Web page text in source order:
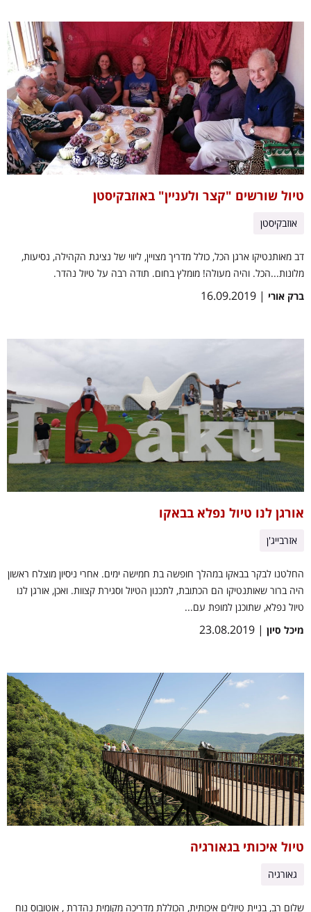
טיול שורשים "קצר ולעניין" באוזבקיסטן
אוזבקיסטן
דב מאותנטיקו ארגן הכל, כולל מדריך מצויין, ליווי של נציגת הקהילה, נסיעות,
מלונות...הכל. והיה מעולה! מומלץ בחום. תודה רבה על טיול נהדר.
ברק אורי | 16.09.2019
אורגן לנו טיול נפלא בבאקו
אזרבייג'ן
החלטנו לבקר בבאקו במהלך חופשה בת חמישה ימים. אחרי ניסיון מוצלח ראשון
היה ברור שאותנטיקו הם הכתובת, לתכנון הטיול וסגירת קצוות. ואכן, אורגן לנו
טיול נפלא, שתוכנן למופת עם...
מיכל סיון | 23.08.2019
טיול איכותי בגאורגיה
גאורגיה
שלום רב, בניית טיולים איכותית, הכוללת מדריכה מקומית נהדרת , אוטובוס נוח